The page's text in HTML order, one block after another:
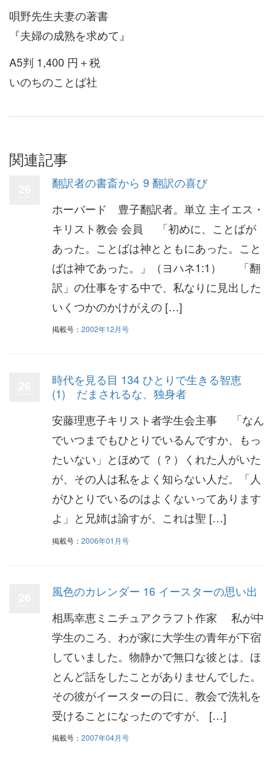
唄野先生夫妻の著書
『夫婦の成熟を求めて』
A5判 1,400 円＋税
いのちのことば社
関連記事
翻訳者の書斎から 9 翻訳の喜び
ホーバード 豊子翻訳者。単立 主イエス・
キリスト教会 会員 「初めに、ことばが
あった。ことばは神とともにあった。こと
ばは神であった。」（ヨハネ1:1） 「翻
訳」の仕事をする中で、私なりに見出した
いくつかのかけがえの […]
掲載号： 2002年12月号
時代を見る目 134 ひとりで生きる智恵
(1) だまされるな、独身者
安藤理恵子キリスト者学生会主事 「なん
でいつまでもひとりでいるんですか、もっ
たいない」とほめて（？）くれた人がいた
が、その人は私をよく知らない人だ。「人
がひとりでいるのはよくないってあります
よ」と兄姉は諭すが、これは聖 […]
掲載号： 2006年01月号
風色のカレンダー 16 イースターの思い出
相馬幸恵ミニチュアクラフト作家 私が中
学生のころ、わが家に大学生の青年が下宿
していました。物静かで無口な彼とは、ほ
とんど話をしたことがありませんでした。
その彼がイースターの日に、教会で洗礼を
受けることになったのですが、 […]
掲載号： 2007年04月号